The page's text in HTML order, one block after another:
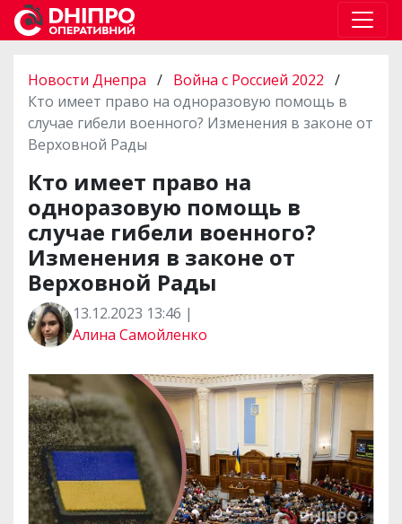
Новости Днепра / Война с Россией 2022 /
Кто имеет право на одноразовую помощь в
случае гибели военного? Изменения в законе от
Верховной Рады
Кто имеет право на
одноразовую помощь в
случае гибели военного?
Изменения в законе от
Верховной Рады
13.12.2023 13:46 |
Алина Самойленко